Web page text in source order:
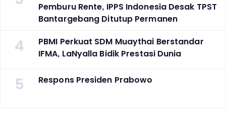
Pemburu Rente, IPPS Indonesia Desak TPST
Bantargebang Ditutup Permanen
4
PBMI Perkuat SDM Muaythai Berstandar
IFMA, LaNyalla Bidik Prestasi Dunia
5 Respons Presiden Prabowo